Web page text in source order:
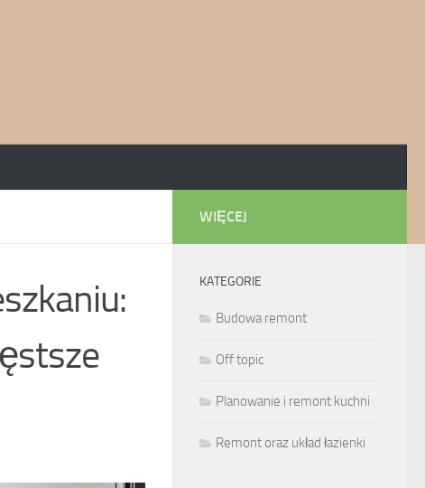
WIĘCEJ
KATEGORIE
Budowa remont
Off topic
Planowanie i remont kuchni
Remont oraz układ łazienki